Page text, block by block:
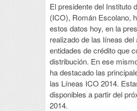
El presidente del Instituto
(ICO), Román Escolano,
estos datos hoy, en la
realizado de las líneas
entidades de crédito que
distribución. En ese
ha destacado las
las Líneas ICO 2014.
disponibles a partir del
2014.